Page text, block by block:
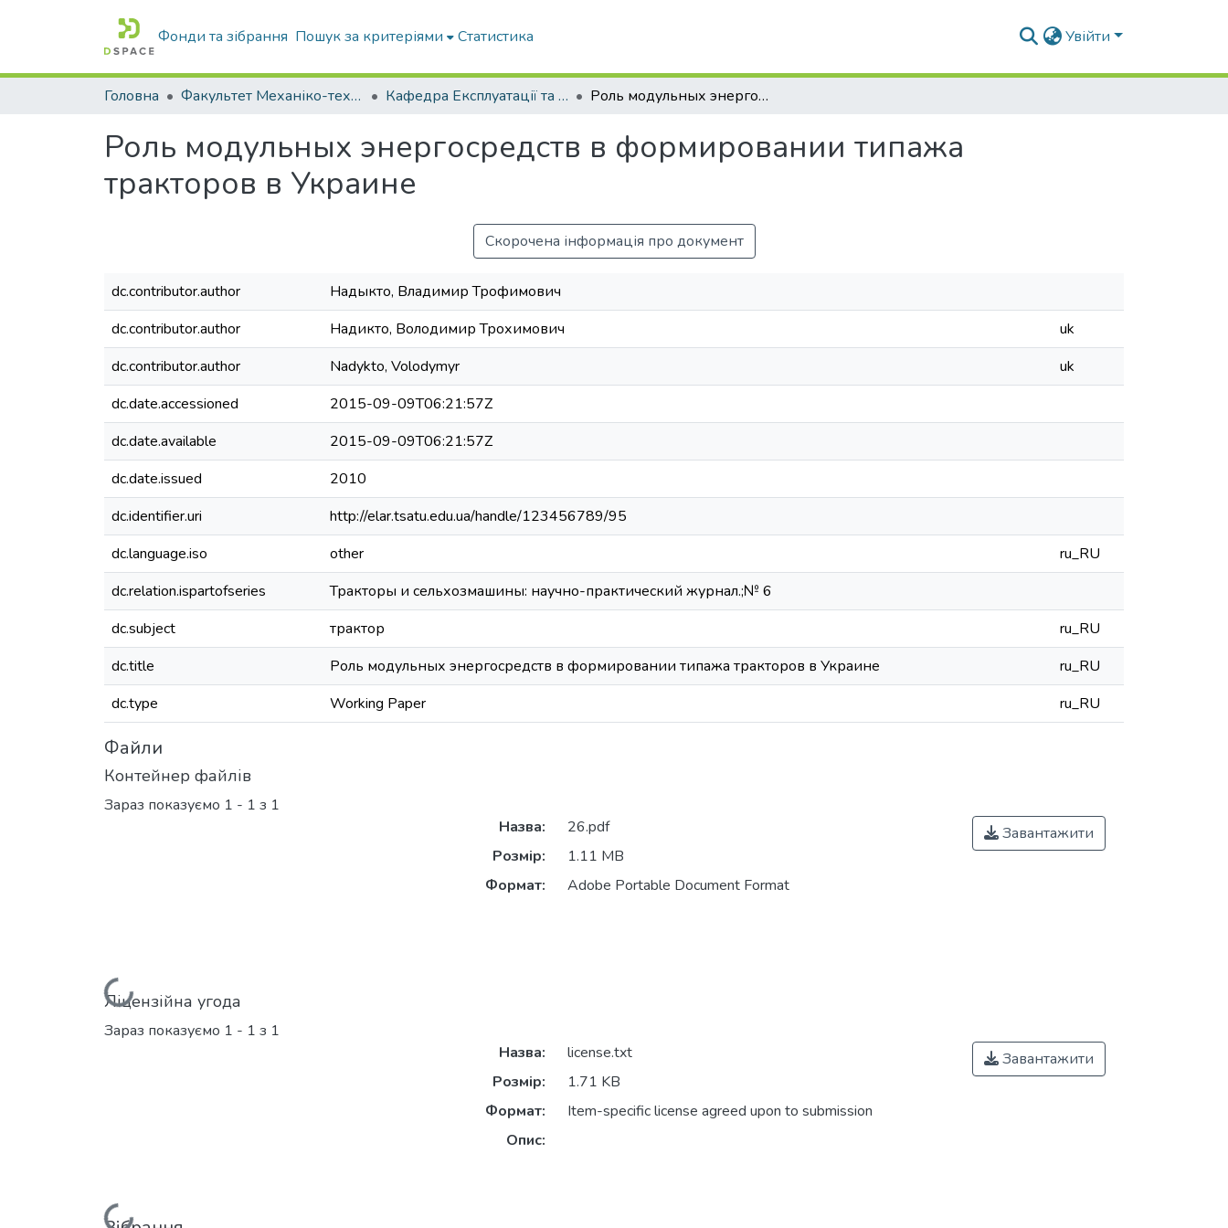
Фонди та зібрання Пошук за критеріями Статистика Увійти
Головна Факультет Механіко-технологічний Кафедра Експлуатації та технічного сервісу машин Роль модульных энергосредств в формировании типажа тракторов в Украине
Роль модульных энергосредств в формировании типажа
тракторов в Украине
Скорочена інформація про документ
dc.contributor.author
Надыкто, Владимир Трофимович
dc.contributor.author
Надикто, Володимир Трохимович
uk
dc.contributor.author
Nadykto, Volodymyr
uk
dc.date.accessioned
2015-09-09T06:21:57Z
dc.date.available
2015-09-09T06:21:57Z
dc.date.issued
2010
dc.identifier.uri
http://elar.tsatu.edu.ua/handle/123456789/95
dc.language.iso
other
ru_RU
dc.relation.ispartofseries
Тракторы и сельхозмашины: научно-практический журнал.;№ 6
dc.subject
трактор
ru_RU
dc.title
Роль модульных энергосредств в формировании типажа тракторов в Украине
ru_RU
dc.type
Working Paper ru_RU
Файли
Контейнер файлів
Зараз показуємо 1 - 1 з 1
Вантажиться...
Назва:
26.pdf
Розмір:
1.11 MB
Формат:
Adobe Portable Document Format
Завантажити
Ліцензійна угода
Зараз показуємо 1 - 1 з 1
Назва:
license.txt
Розмір:
1.71 KB
Формат:
Item-specific license agreed upon to submission
Опис:
Завантажити